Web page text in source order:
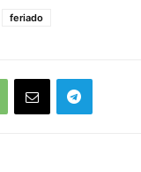
feriado